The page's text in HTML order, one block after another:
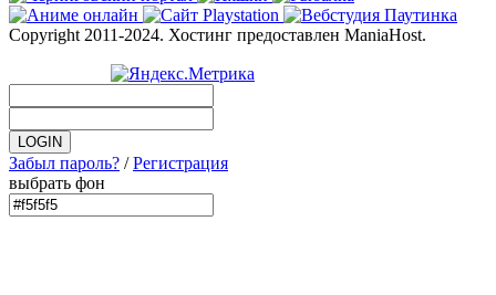
Copyright 2011-2024. Хостинг предоставлен ManiaHost.
Забыл пароль? /Регистрация
выбрать фон